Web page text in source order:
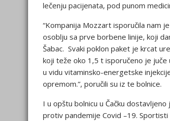
lečenju pacijenata, pod punom
“Kompanija Mozzart isporučila nam
osoblju sa prve borbene linije, koji
Šabac. Svaki poklon paket je krcat
koji teže oko 1,5 t isporučeno je
u vidu vitaminsko-energetske
opremom.”, poručili su iz te bolnice.
I u opštu bolnicu u Čačku
protiv pandemije Covid –19.